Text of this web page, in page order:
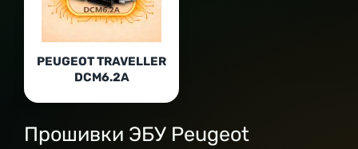
PEUGEOT TRAVELLER
DCM6.2A
Прошивки ЭБУ Peugeot